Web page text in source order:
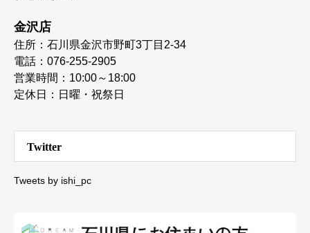
金沢店
住所：石川県金沢市野町3丁目2-34
電話：076-255-2905
営業時間：10:00～18:00
定休日：日曜・祝祭日
Twitter
Tweets by ishi_pc